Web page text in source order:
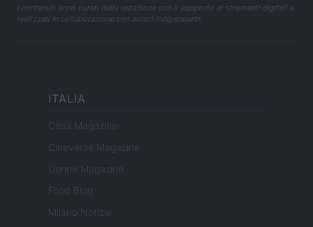
I contenuti sono curati dalla redazione con il supporto di strumenti digitali e
realizzati in collaborazione con autori indipendenti.
ITALIA
Casa Magazine
Cineverse Magazine
Donne Magazine
Food Blog
Milano Notizie